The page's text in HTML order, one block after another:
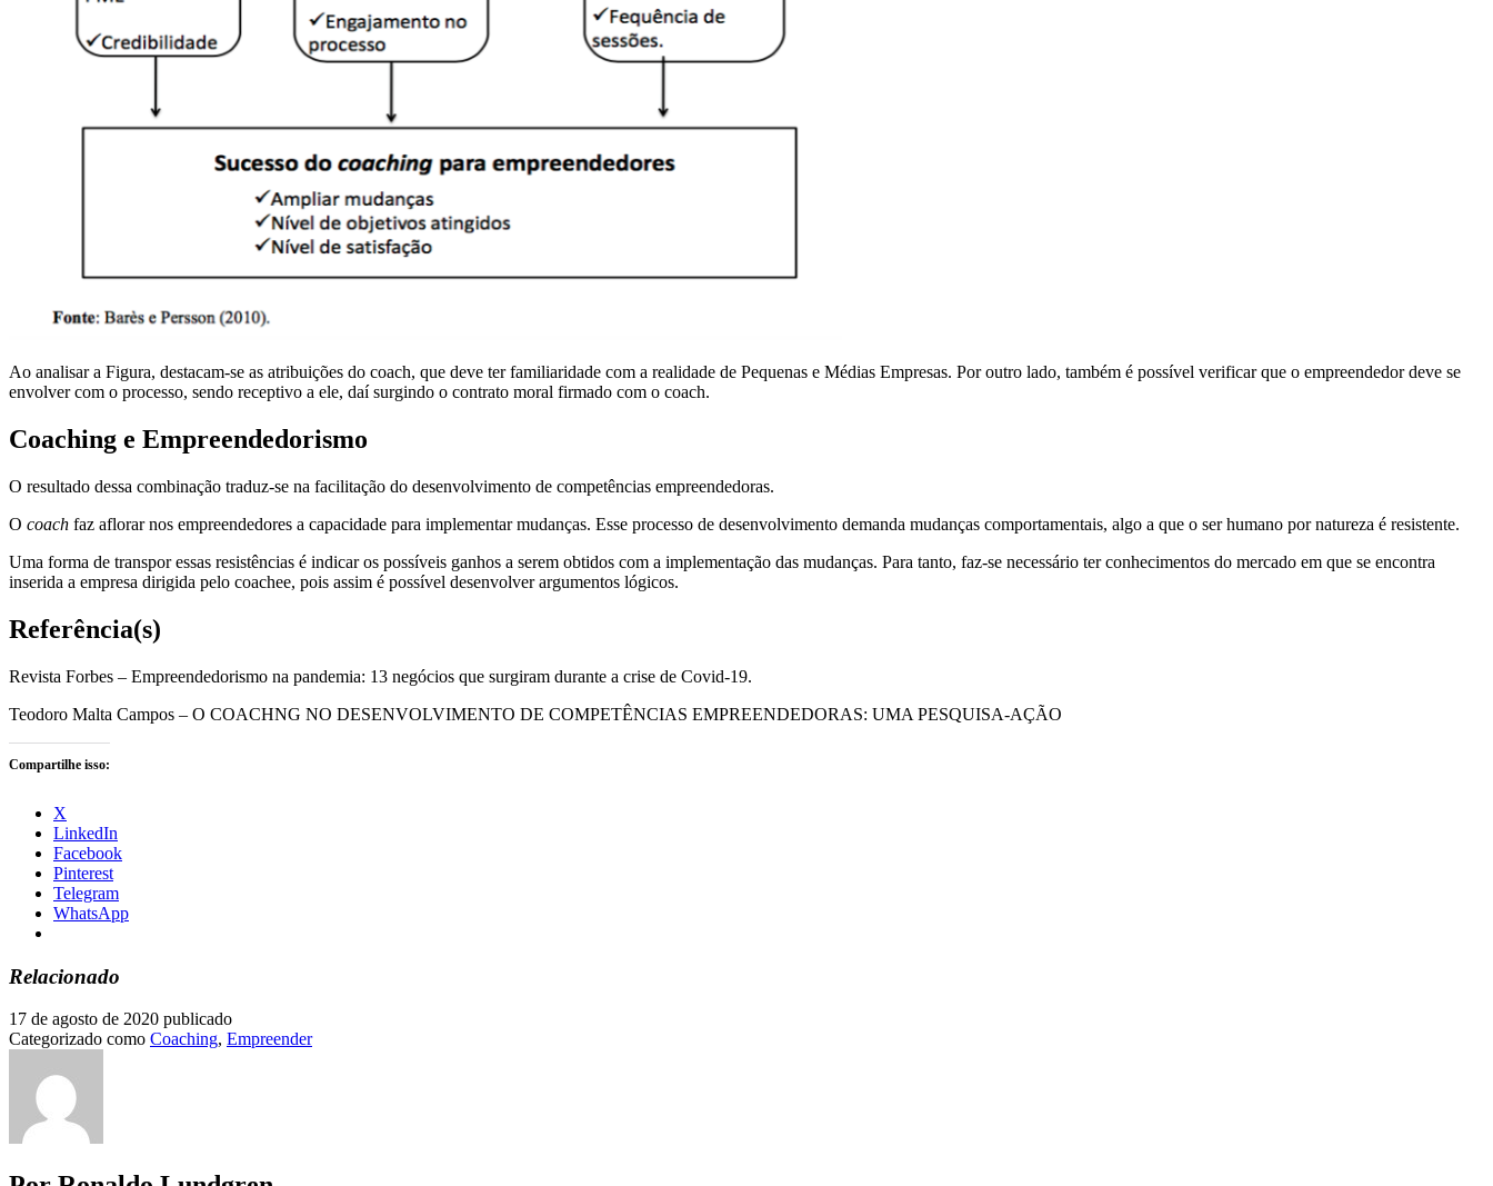
Ao analisar a Figura, destacam-se as atribuições do coach, que deve ter familiaridade com a realidade de Pequenas e Médias Empresas. Por outro lado, também é possível verificar que o empreendedor deve se
envolver com o processo, sendo receptivo a ele, daí surgindo o contrato moral firmado com o coach.
Coaching e Empreendedorismo
O resultado dessa combinação traduz-se na facilitação do desenvolvimento de competências empreendedoras.
O coach faz aflorar nos empreendedores a capacidade para implementar mudanças. Esse processo de desenvolvimento demanda mudanças comportamentais, algo a que o ser humano por natureza é resistente.
Uma forma de transpor essas resistências é indicar os possíveis ganhos a serem obtidos com a implementação das mudanças. Para tanto, faz-se necessário ter conhecimentos do mercado em que se encontra
inserida a empresa dirigida pelo coachee, pois assim é possível desenvolver argumentos lógicos.
Referência(s)
Revista Forbes – Empreendedorismo na pandemia: 13 negócios que surgiram durante a crise de Covid-19.
Teodoro Malta Campos – O COACHNG NO DESENVOLVIMENTO DE COMPETÊNCIAS EMPREENDEDORAS: UMA PESQUISA-AÇÃO
Compartilhe isso:
X
LinkedIn
Facebook
Pinterest
Telegram
WhatsApp
Relacionado
17 de agosto de 2020 publicado
Categorizado como Coaching, Empreender